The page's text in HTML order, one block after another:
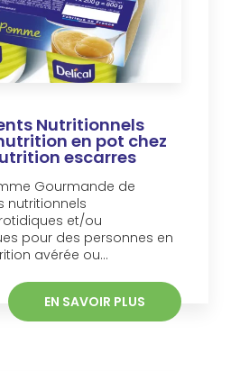
Nutritionnels
en pot chez
escarres
Gourmande de
nutritionnels
et/ou
pour des personnes en
avérée ou...
EN SAVOIR PLUS